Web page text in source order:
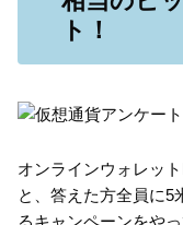
ト！
オンラインウォレッ
と、答えた方全員に5
るキャンペーンをやっ